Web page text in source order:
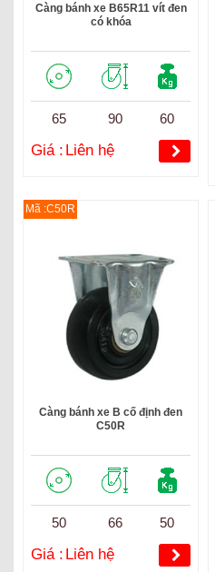
Càng bánh xe B65R11 vít đen
có khóa
65 90 60
Giá : Liên hệ
Mã :C50R
Càng bánh xe B cố định đen
C50R
50 66 50
Giá : Liên hệ